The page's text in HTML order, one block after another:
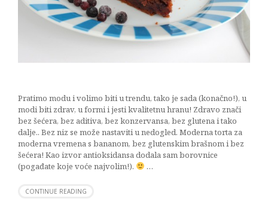
Pratimo modu i volimo biti u trendu, tako je sada (konačno!), u
modi biti zdrav, u formi i jesti kvalitetnu hranu! Zdravo znači
bez šećera, bez aditiva, bez konzervansa, bez glutena i tako
dalje.. Bez niz se može nastaviti u nedogled. Moderna torta za
moderna vremena s bananom, bez glutenskim brašnom i bez
šećera! Kao izvor antioksidansa dodala sam borovnice
(pogađate koje voće najvolim!).
…
CONTINUE READING